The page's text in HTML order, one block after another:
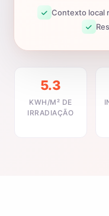
Contexto local
5.3
KWH/M² DE
IRRADIAÇÃO